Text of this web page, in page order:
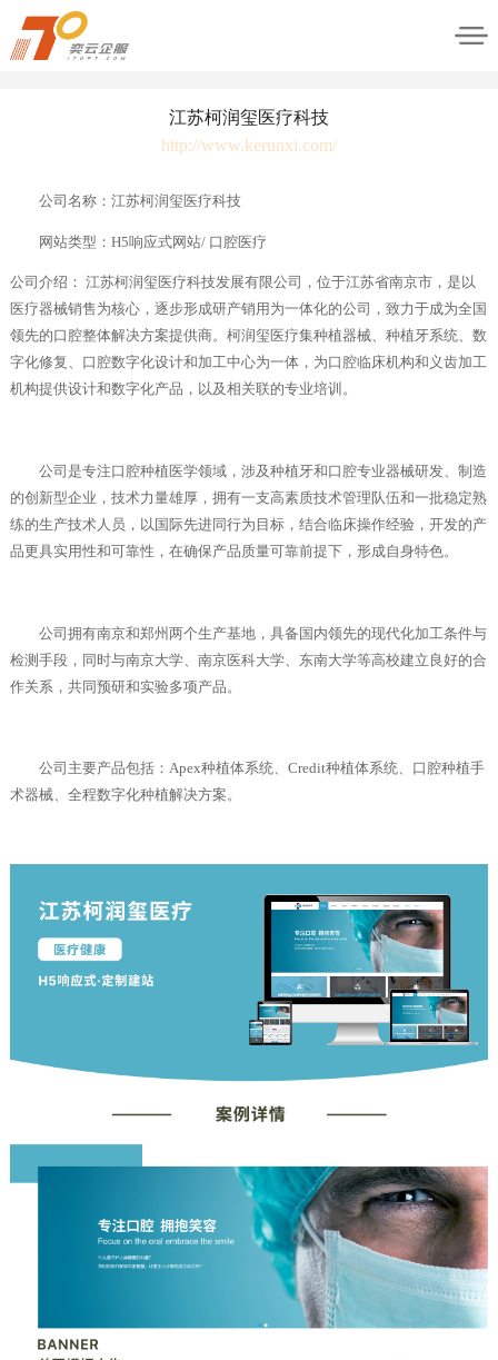
江苏柯润玺医疗科技
http://www.kerunxi.com/
公司名称：江苏柯润玺医疗科技
网站类型：H5响应式网站/ 口腔医疗
公司介绍： 江苏柯润玺医疗科技发展有限公司，位于江苏省南京市，是以
医疗器械销售为核心，逐步形成研产销用为一体化的公司，致力于成为全国
领先的口腔整体解决方案提供商。柯润玺医疗集种植器械、种植牙系统、数
字化修复、口腔数字化设计和加工中心为一体，为口腔临床机构和义齿加工
机构提供设计和数字化产品，以及相关联的专业培训。
公司是专注口腔种植医学领域，涉及种植牙和口腔专业器械研发、制造
的创新型企业，技术力量雄厚，拥有一支高素质技术管理队伍和一批稳定熟
练的生产技术人员，以国际先进同行为目标，结合临床操作经验，开发的产
品更具实用性和可靠性，在确保产品质量可靠前提下，形成自身特色。
公司拥有南京和郑州两个生产基地，具备国内领先的现代化加工条件与
检测手段，同时与南京大学、南京医科大学、东南大学等高校建立良好的合
作关系，共同预研和实验多项产品。
公司主要产品包括：Apex种植体系统、Credit种植体系统、口腔种植手
术器械、全程数字化种植解决方案。